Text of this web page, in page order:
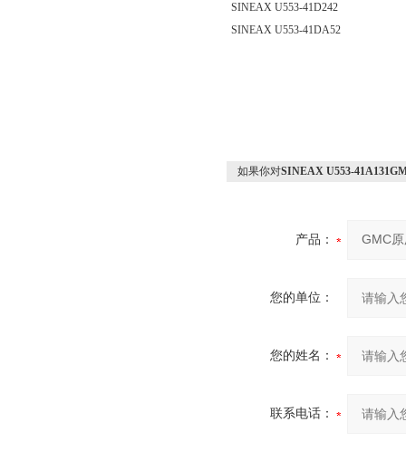
SINEAX U553-41D242
SINEAX U553-41DA52
如果你对SINEAX U553-
产品：
您的单位：
您的姓名：
联系电话：